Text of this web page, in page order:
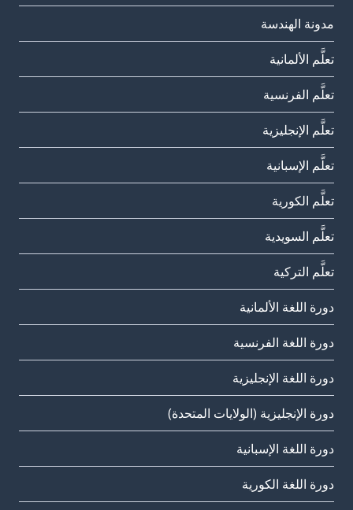
مدونة الهندسة
تعلَّم الألمانية
تعلَّم الفرنسية
تعلَّم الإنجليزية
تعلَّم الإسبانية
تعلَّم الكورية
تعلَّم السويدية
تعلَّم التركية
دورة اللغة الألمانية
دورة اللغة الفرنسية
دورة اللغة الإنجليزية
دورة الإنجليزية (الولايات المتحدة)
دورة اللغة الإسبانية
دورة اللغة الكورية